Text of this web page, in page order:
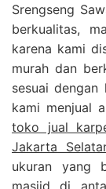
Srengseng
berkualitas,
karena kami
murah dan
sesuai
kami menjual
toko jual
Jakarta
ukuran yang
masjid di